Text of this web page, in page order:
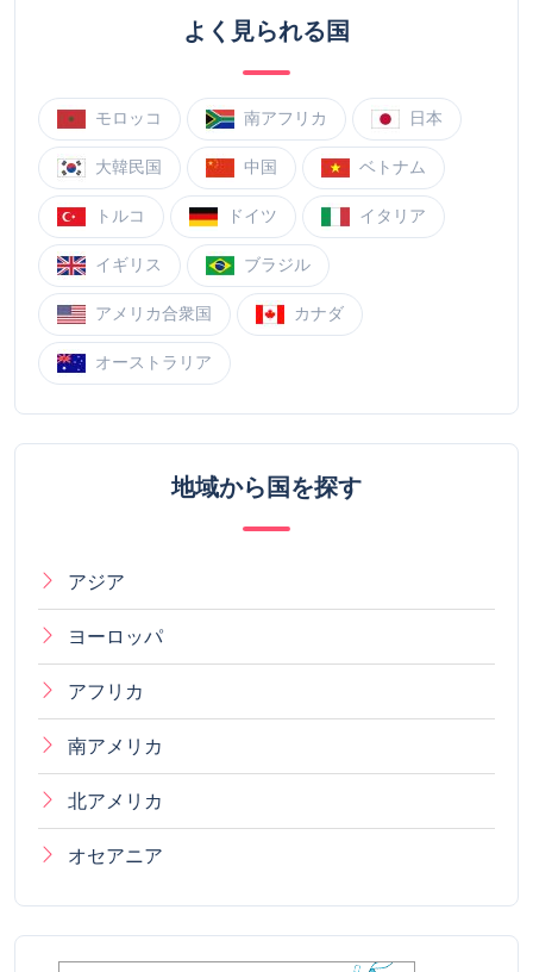
よく見られる国
モロッコ 南アフリカ 日本
大韓民国 中国 ベトナム
トルコ ドイツ イタリア
イギリス ブラジル
アメリカ合衆国 カナダ
オーストラリア
地域から国を探す
アジア
ヨーロッパ
アフリカ
南アメリカ
北アメリカ
オセアニア